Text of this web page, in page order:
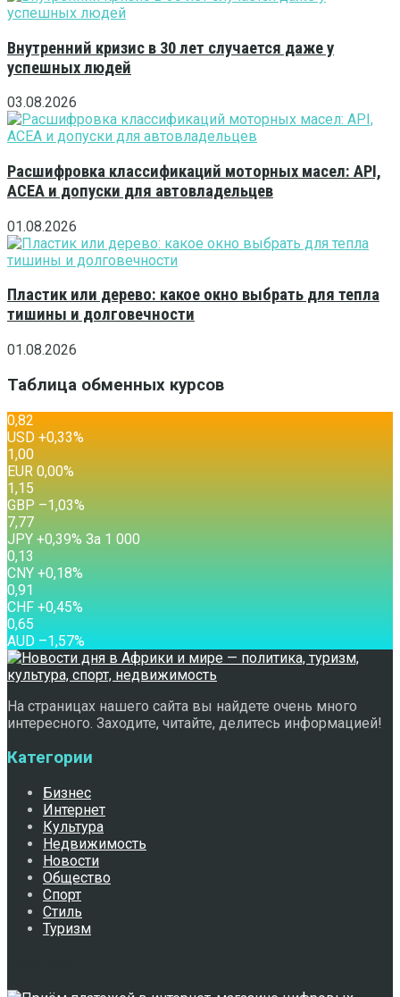
Внутренний кризис в 30 лет случается даже у
успешных людей
03.08.2026
Расшифровка классификаций моторных масел: API,
ACEA и допуски для автовладельцев
01.08.2026
Пластик или дерево: какое окно выбрать для тепла
тишины и долговечности
01.08.2026
Таблица обменных курсов
0,82
USD +0,33%
1,00
EUR 0,00%
1,15
GBP –1,03%
7,77
JPY +0,39% За 1 000
0,13
CNY +0,18%
0,91
CHF +0,45%
0,65
AUD –1,57%
На страницах нашего сайта вы найдете очень много
интересного. Заходите, читайте, делитесь информацией!
Категории
Бизнес
Интернет
Культура
Недвижимость
Новости
Общество
Спорт
Стиль
Туризм